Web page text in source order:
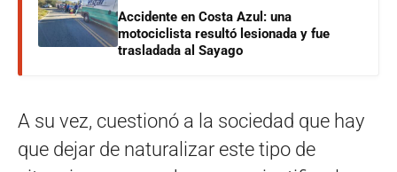
Accidente en Costa Azul: una
motociclista resultó lesionada y fue
trasladada al Sayago
A su vez, cuestionó a la sociedad que hay
que dejar de naturalizar este tipo de